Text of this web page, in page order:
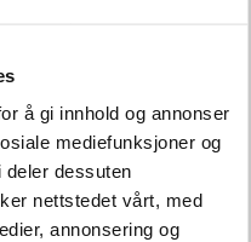
å gi innhold og annonser
mediefunksjoner og
dessuten
nettstedet vårt, med
annonsering og
Paris
SE MER HER